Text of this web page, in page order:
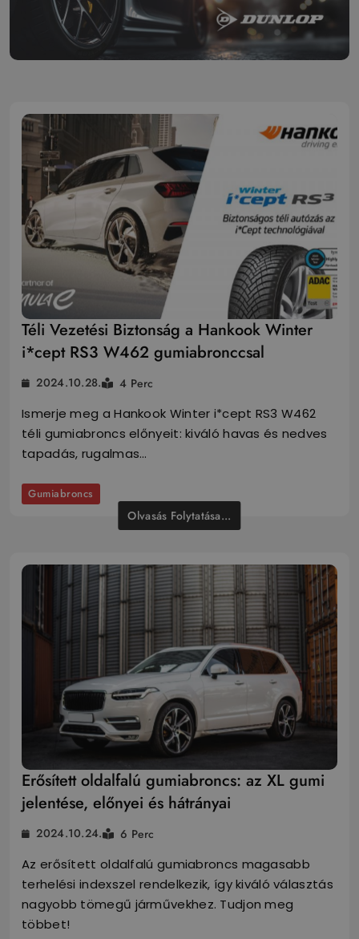
Téli Vezetési Biztonság a Hankook Winter
i*cept RS3 W462 gumiabronccsal
2024.10.28. 4 Perc
Ismerje meg a Hankook Winter i*cept RS3 W462
téli gumiabroncs előnyeit: kiváló havas és nedves
tapadás, rugalmas…
Gumiabroncs
Olvasás Folytatása...
Erősített oldalfalú gumiabroncs: az XL gumi
jelentése, előnyei és hátrányai
2024.10.24. 6 Perc
Az erősített oldalfalú gumiabroncs magasabb
terhelési indexszel rendelkezik, így kiváló választás
nagyobb tömegű járművekhez. Tudjon meg
többet!